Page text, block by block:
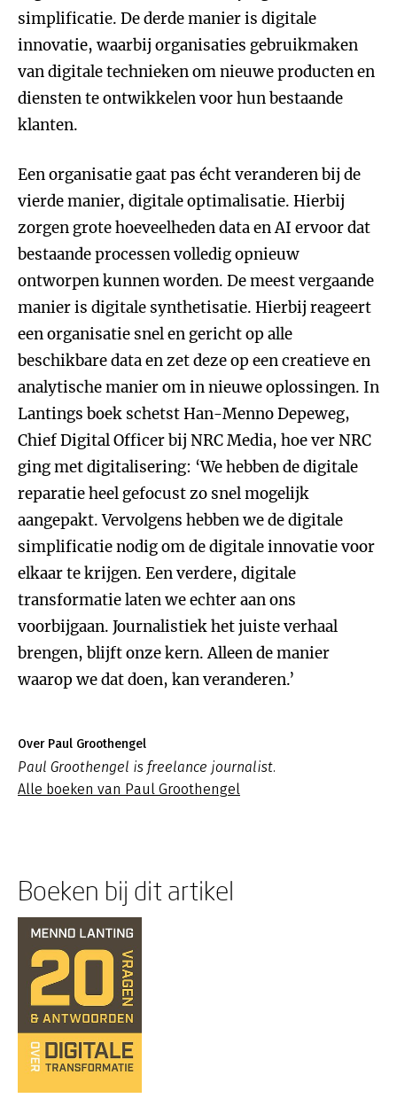
simplificatie. De derde manier is digitale
innovatie, waarbij organisaties gebruikmaken
van digitale technieken om nieuwe producten en
diensten te ontwikkelen voor hun bestaande
klanten.
Een organisatie gaat pas écht veranderen bij de
vierde manier, digitale optimalisatie. Hierbij
zorgen grote hoeveelheden data en AI ervoor dat
bestaande processen volledig opnieuw
ontworpen kunnen worden. De meest vergaande
manier is digitale synthetisatie. Hierbij reageert
een organisatie snel en gericht op alle
beschikbare data en zet deze op een creatieve en
analytische manier om in nieuwe oplossingen. In
Lantings boek schetst Han-Menno Depeweg,
Chief Digital Officer bij NRC Media, hoe ver NRC
ging met digitalisering: ‘We hebben de digitale
reparatie heel gefocust zo snel mogelijk
aangepakt. Vervolgens hebben we de digitale
simplificatie nodig om de digitale innovatie voor
elkaar te krijgen. Een verdere, digitale
transformatie laten we echter aan ons
voorbijgaan. Journalistiek het juiste verhaal
brengen, blijft onze kern. Alleen de manier
waarop we dat doen, kan veranderen.’
Over Paul Groothengel
Paul Groothengel is freelance journalist.
Alle boeken van Paul Groothengel
Boeken bij dit artikel